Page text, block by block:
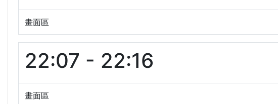
畫面區
22:07 - 22:16
畫面區